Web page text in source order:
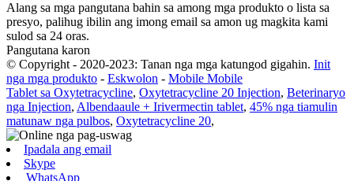
Alang sa mga pangutana bahin sa among mga produkto o lista sa
presyo, palihug ibilin ang imong email sa amon ug magkita kami
sulod sa 24 oras.
Pangutana karon
© Copyright - 2020-2023: Tanan nga mga katungod gigahin. Init
nga mga produkto - Eskwolon - Mobile Mobile
Tablet sa Oxytetracycline, Oxytetracycline 20 Injection, Beterinaryo
nga Injection, Albendaaule + Irivermectin tablet, 45% nga tiamulin
matunaw nga pulbos, Oxytetracycline 20,
Ipadala ang email
Skype
WhatsApp